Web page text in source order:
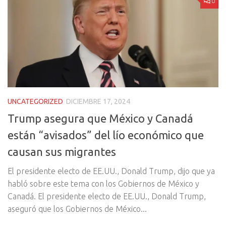
UNCATEGORIZED DICIEMBRE 17, 2024
Trump asegura que México y Canadá
están “avisados” del lío económico que
causan sus migrantes
El presidente electo de EE.UU., Donald Trump, dijo que ya
habló sobre este tema con los Gobiernos de México y
Canadá. El presidente electo de EE.UU., Donald Trump,
aseguró que los Gobiernos de México...